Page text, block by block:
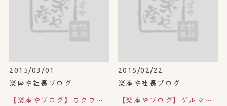
2015/03/01
楽座や社長ブログ
【楽座やブログ】ワクワク探し。
2015/02/22
楽座や社長ブログ
【楽座やブログ】ゲルマニウム温浴。